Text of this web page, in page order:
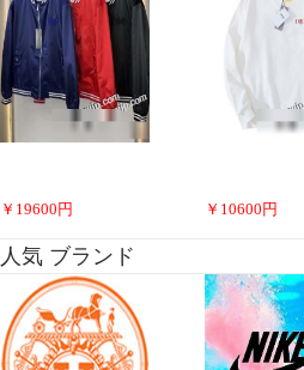
￥ 19600 円 ￥ 10600 円
人気 ブランド